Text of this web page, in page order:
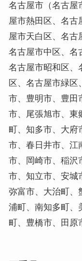
名古屋市（名古屋
屋市熱田区、名古
屋市天白区、名古
名古屋市中区、名
名古屋市昭和区、
区、名古屋市緑
市、豊明市、豊田
市、尾張旭市、東
町、知多市、大府
市、春日井市、江
市、岡崎市、稲沢
市、知立市、安城
弥富市、大治町、
浦町、南知多町、
町、豊橋市、田原